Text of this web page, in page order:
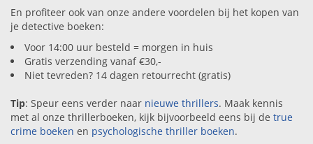
En profiteer ook van onze andere voordelen bij het kopen van
je detective boeken:
Voor 14:00 uur besteld = morgen in huis
Gratis verzending vanaf €30,-
Niet tevreden? 14 dagen retourrecht (gratis)
Tip: Speur eens verder naar nieuwe thrillers. Maak kennis
met al onze thrillerboeken, kijk bijvoorbeeld eens bij de true
crime boeken en psychologische thriller boeken.